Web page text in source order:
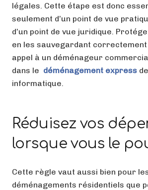
légales. Cette étape est donc
seulement d’un point de vue
d’un point de vue juridique.
en les sauvegardant
appel à un déménageur
dans le déménagement express
informatique.
Réduisez vos
lorsque vous le
Cette règle vaut aussi bien pour
déménagements résidentiels que